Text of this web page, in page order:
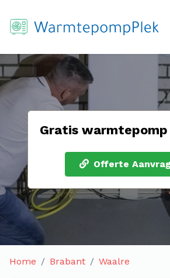
Gratis
Offerte
Home Brabant Waalre